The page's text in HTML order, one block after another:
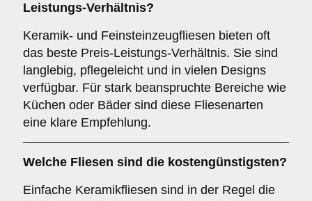
Leistungs-Verhältnis?
Keramik- und Feinsteinzeugfliesen bieten oft
das beste Preis-Leistungs-Verhältnis. Sie sind
langlebig, pflegeleicht und in vielen Designs
verfügbar. Für stark beanspruchte Bereiche wie
Küchen oder Bäder sind diese Fliesenarten
eine klare Empfehlung.
Welche Fliesen sind die kostengünstigsten?
Einfache Keramikfliesen sind in der Regel die